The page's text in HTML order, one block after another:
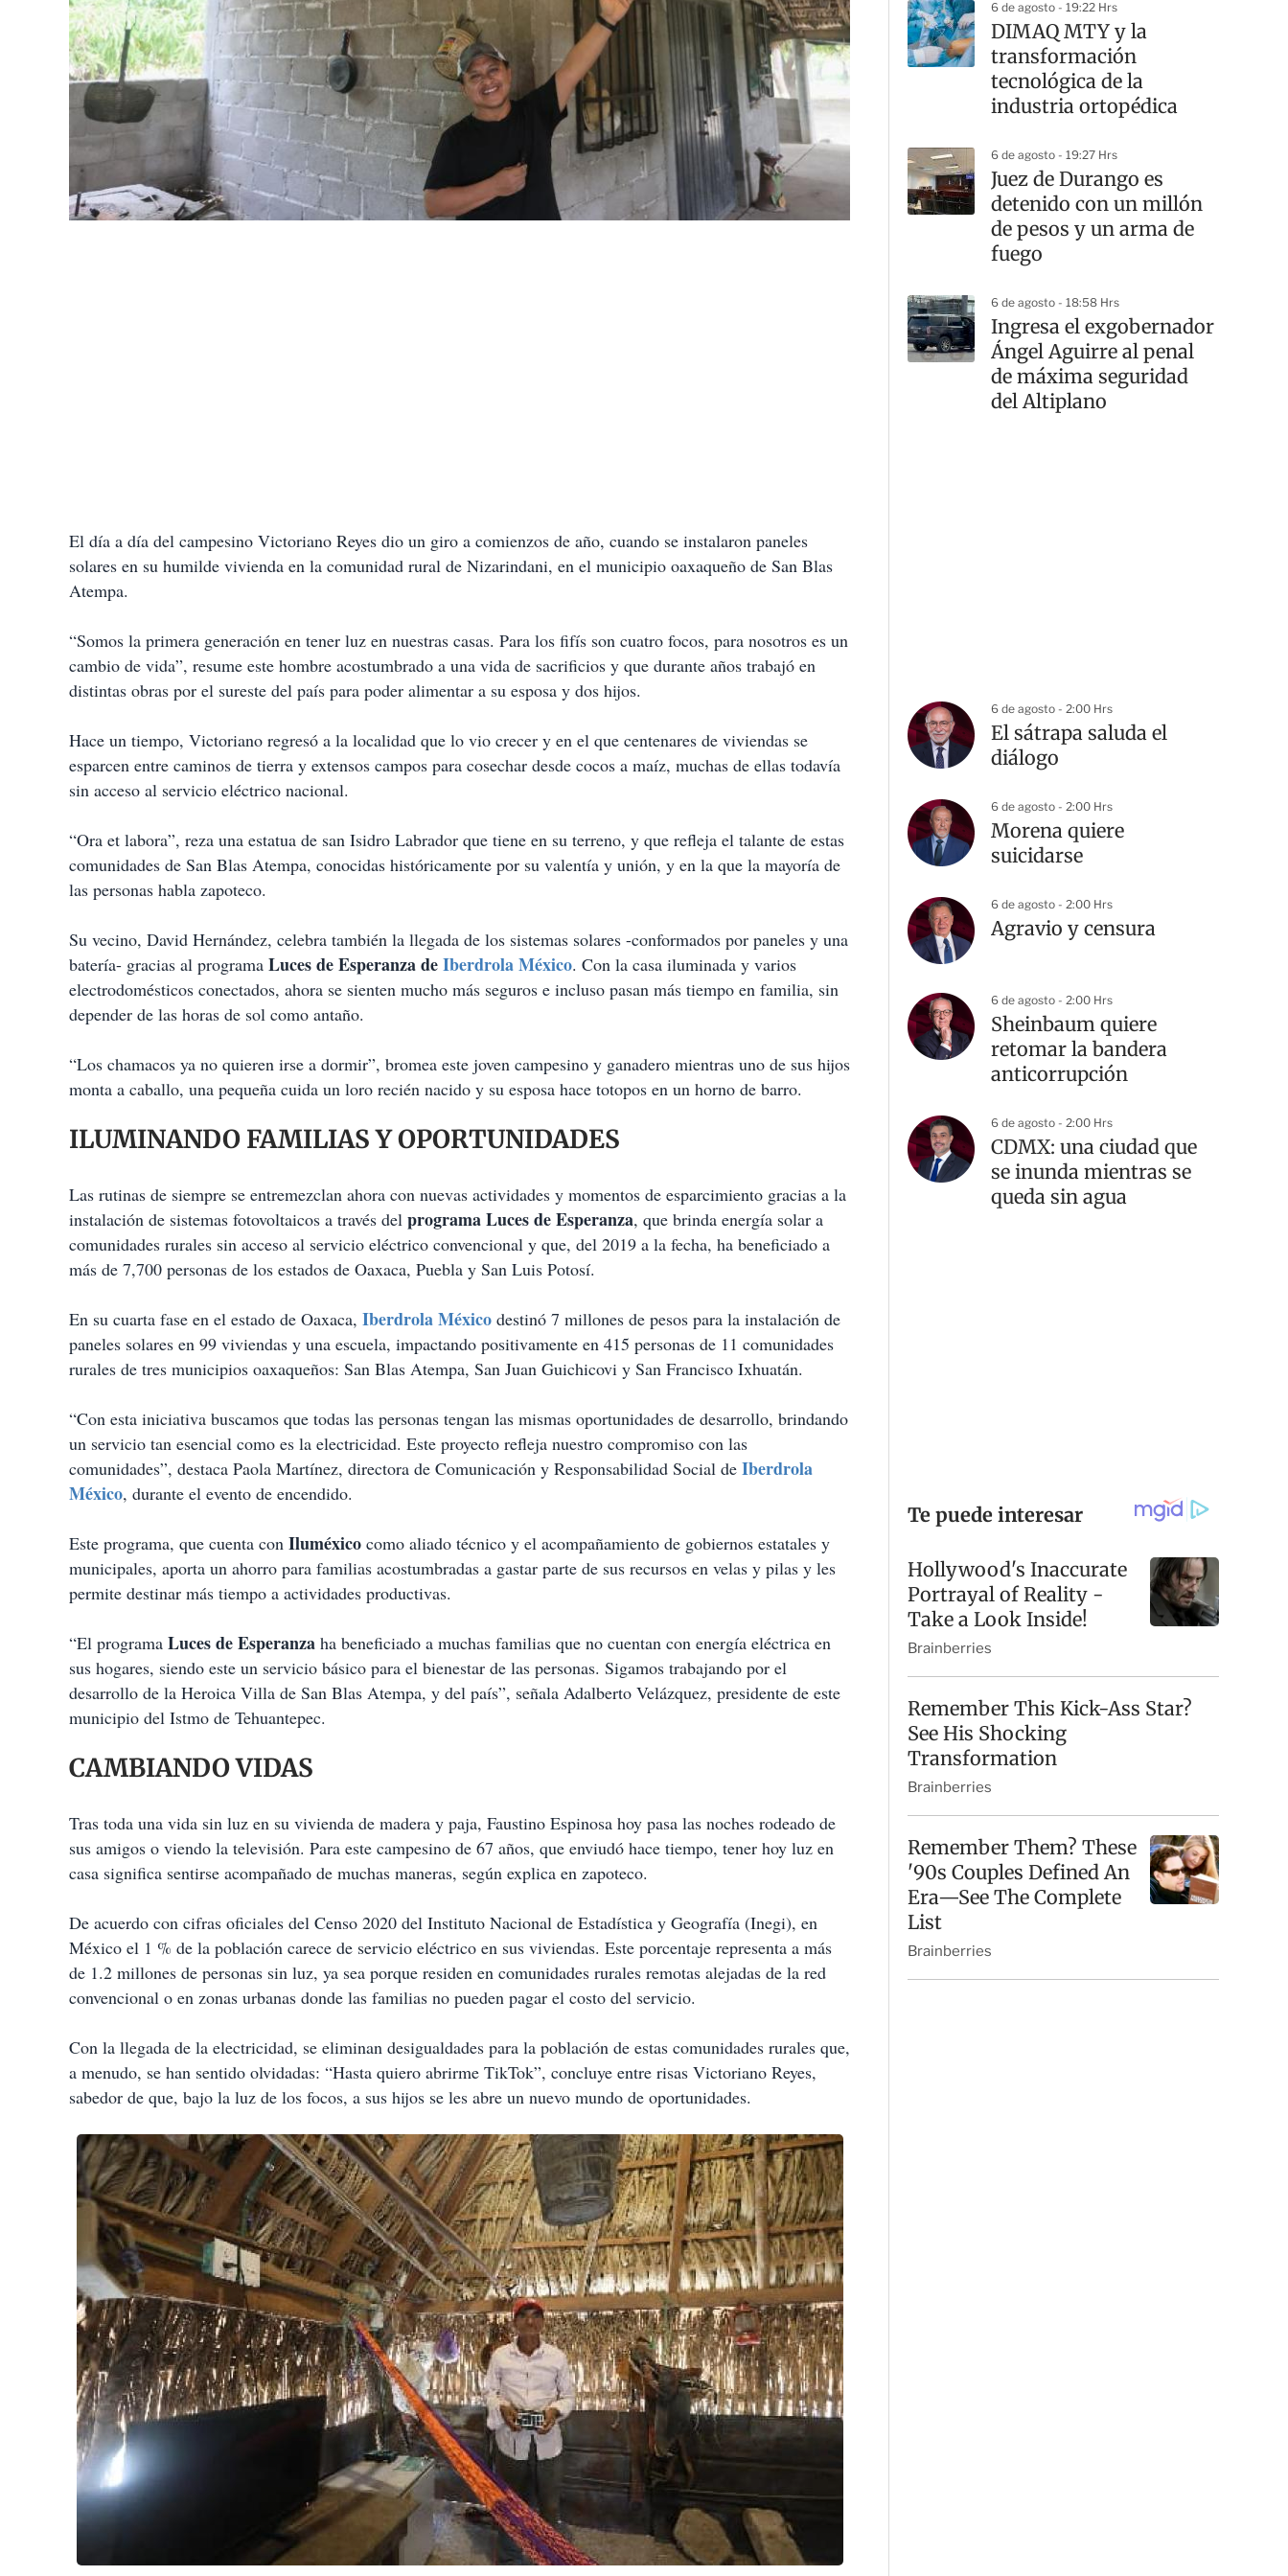
El día a día del campesino Victoriano Reyes dio un giro a comienzos de año, cuando se instalaron paneles
solares en su humilde vivienda en la comunidad rural de Nizarindani, en el municipio oaxaqueño de San Blas
Atempa.
“Somos la primera generación en tener luz en nuestras casas. Para los fifís son cuatro focos, para nosotros es un
cambio de vida”, resume este hombre acostumbrado a una vida de sacrificios y que durante años trabajó en
distintas obras por el sureste del país para poder alimentar a su esposa y dos hijos.
Hace un tiempo, Victoriano regresó a la localidad que lo vio crecer y en el que centenares de viviendas se
esparcen entre caminos de tierra y extensos campos para cosechar desde cocos a maíz, muchas de ellas todavía
sin acceso al servicio eléctrico nacional.
“Ora et labora”, reza una estatua de san Isidro Labrador que tiene en su terreno, y que refleja el talante de estas
comunidades de San Blas Atempa, conocidas históricamente por su valentía y unión, y en la que la mayoría de
las personas habla zapoteco.
Su vecino, David Hernández, celebra también la llegada de los sistemas solares -conformados por paneles y una
batería- gracias al programa Luces de Esperanza deIberdrola México. Con la casa iluminada y varios
electrodomésticos conectados, ahora se sienten mucho más seguros e incluso pasan más tiempo en familia, sin
depender de las horas de sol como antaño.
“Los chamacos ya no quieren irse a dormir”, bromea este joven campesino y ganadero mientras uno de sus hijos
monta a caballo, una pequeña cuida un loro recién nacido y su esposa hace totopos en un horno de barro.
ILUMINANDO FAMILIAS Y OPORTUNIDADES
Las rutinas de siempre se entremezclan ahora con nuevas actividades y momentos de esparcimiento gracias a la
instalación de sistemas fotovoltaicos a través del programa Luces de Esperanza, que brinda energía solar a
comunidades rurales sin acceso al servicio eléctrico convencional y que, del 2019 a la fecha, ha beneficiado a
más de 7,700 personas de los estados de Oaxaca, Puebla y San Luis Potosí.
En su cuarta fase en el estado de Oaxaca, Iberdrola México destinó 7 millones de pesos para la instalación de
paneles solares en 99 viviendas y una escuela, impactando positivamente en 415 personas de 11 comunidades
rurales de tres municipios oaxaqueños: San Blas Atempa, San Juan Guichicovi y San Francisco Ixhuatán.
“Con esta iniciativa buscamos que todas las personas tengan las mismas oportunidades de desarrollo, brindando
un servicio tan esencial como es la electricidad. Este proyecto refleja nuestro compromiso con las
comunidades”, destaca Paola Martínez, directora de Comunicación y Responsabilidad Social de Iberdrola
México, durante el evento de encendido.
Este programa, que cuenta con Iluméxico como aliado técnico y el acompañamiento de gobiernos estatales y
municipales, aporta un ahorro para familias acostumbradas a gastar parte de sus recursos en velas y pilas y les
permite destinar más tiempo a actividades productivas.
“El programa Luces de Esperanza ha beneficiado a muchas familias que no cuentan con energía eléctrica en
sus hogares, siendo este un servicio básico para el bienestar de las personas. Sigamos trabajando por el
desarrollo de la Heroica Villa de San Blas Atempa, y del país”, señala Adalberto Velázquez, presidente de este
municipio del Istmo de Tehuantepec.
CAMBIANDO VIDAS
Tras toda una vida sin luz en su vivienda de madera y paja, Faustino Espinosa hoy pasa las noches rodeado de
sus amigos o viendo la televisión. Para este campesino de 67 años, que enviudó hace tiempo, tener hoy luz en
casa significa sentirse acompañado de muchas maneras, según explica en zapoteco.
De acuerdo con cifras oficiales del Censo 2020 del Instituto Nacional de Estadística y Geografía (Inegi), en
México el 1 % de la población carece de servicio eléctrico en sus viviendas. Este porcentaje representa a más
de 1.2 millones de personas sin luz, ya sea porque residen en comunidades rurales remotas alejadas de la red
convencional o en zonas urbanas donde las familias no pueden pagar el costo del servicio.
Con la llegada de la electricidad, se eliminan desigualdades para la población de estas comunidades rurales que,
a menudo, se han sentido olvidadas: “Hasta quiero abrirme TikTok”, concluye entre risas Victoriano Reyes,
sabedor de que, bajo la luz de los focos, a sus hijos se les abre un nuevo mundo de oportunidades.
6 de agosto - 19:22 Hrs
DIMAQ MTY y la
transformación
tecnológica de la
industria ortopédica
6 de agosto - 19:27 Hrs
Juez de Durango es
detenido con un millón
de pesos y un arma de
fuego
6 de agosto - 18:58 Hrs
Ingresa el exgobernador
Ángel Aguirre al penal
de máxima seguridad
del Altiplano
6 de agosto - 2:00 Hrs
El sátrapa saluda el
diálogo
6 de agosto - 2:00 Hrs
Morena quiere
suicidarse
6 de agosto - 2:00 Hrs
Agravio y censura
6 de agosto - 2:00 Hrs
Sheinbaum quiere
retomar la bandera
anticorrupción
6 de agosto - 2:00 Hrs
CDMX: una ciudad que
se inunda mientras se
queda sin agua